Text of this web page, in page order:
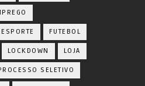
ESPORTE FUTEBOL
LOCKDOWN LOJA
SELETIVO